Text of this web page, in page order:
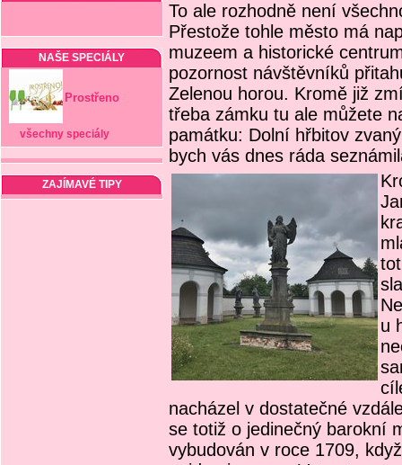
NAŠE SPECIÁLY
Prostřeno
všechny speciály
ZAJÍMAVÉ TIPY
To ale rozhodně není
Přestože tohle město má
muzeem a historické
pozornost návštěvníků
Zelenou horou. Kromě již
třeba zámku tu ale můžete
památku: Dolní hřbitov
bych vás dnes ráda
u
nacházel v dostatečné
se totiž o jedinečný barokní
vybudován v roce 1709,